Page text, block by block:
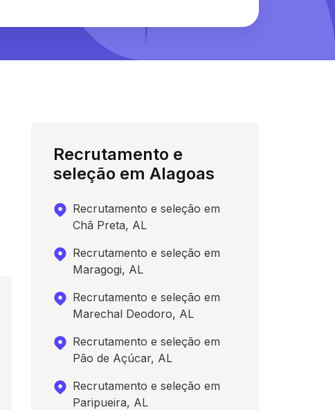
Recrutamento e
seleção em Alagoas
Recrutamento e seleção em
Chã Preta, AL
Recrutamento e seleção em
Maragogi, AL
Recrutamento e seleção em
Marechal Deodoro, AL
Recrutamento e seleção em
Pão de Açúcar, AL
Recrutamento e seleção em
Paripueira, AL